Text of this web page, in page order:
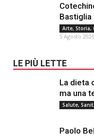
Arte, Storia,
5 Agosto 2026
LE PIÙ LETTE
La dieta
ma una
Salute,
Paolo